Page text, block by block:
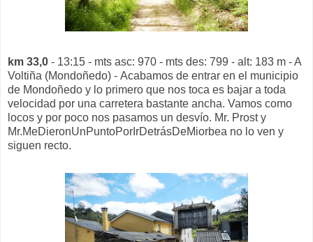
km 33,0 - 13:15 - mts asc: 970 - mts des: 799 - alt: 183 m - A
Voltiña (Mondoñedo) - Acabamos de entrar en el municipio
de Mondoñedo y lo primero que nos toca es bajar a toda
velocidad por una carretera bastante ancha. Vamos como
locos y por poco nos pasamos un desvío. Mr. Prost y
Mr.MeDieronUnPuntoPorIrDetrásDeMiorbea no lo ven y
siguen recto.